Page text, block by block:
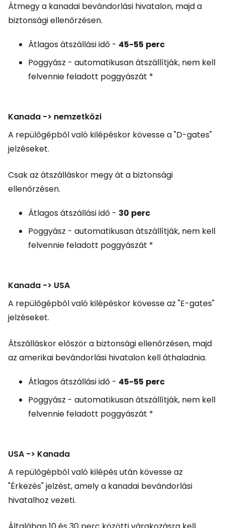
Átmegy a kanadai bevándorlási hivatalon, majd a
biztonsági ellenőrzésen.
Átlagos átszállási idő - 45-55 perc
Poggyász - automatikusan átszállítják, nem kell
felvennie feladott poggyászát *
Kanada -> nemzetközi
A repülőgépből való kilépéskor kövesse a "D-gates"
jelzéseket.
Csak az átszálláskor megy át a biztonsági
ellenőrzésen.
Átlagos átszállási idő - 30 perc
Poggyász - automatikusan átszállítják, nem kell
felvennie feladott poggyászát *
Kanada -> USA
A repülőgépből való kilépéskor kövesse az "E-gates"
jelzéseket.
Átszálláskor először a biztonsági ellenőrzésen, majd
az amerikai bevándorlási hivatalon kell áthaladnia.
Átlagos átszállási idő - 45-55 perc
Poggyász - automatikusan átszállítják, nem kell
felvennie feladott poggyászát *
USA -> Kanada
A repülőgépből való kilépés után kövesse az
"Érkezés" jelzést, amely a kanadai bevándorlási
hivatalhoz vezeti.